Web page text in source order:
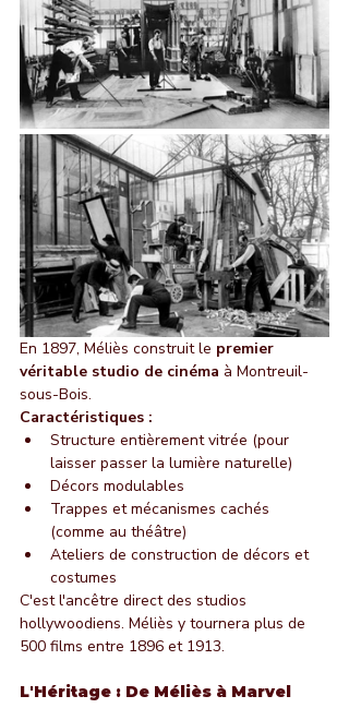
En 1897, Méliès construit le premier
véritable studio de cinéma à Montreuil-
sous-Bois.
Caractéristiques :
Structure entièrement vitrée (pour
laisser passer la lumière naturelle)
Décors modulables
Trappes et mécanismes cachés
(comme au théâtre)
Ateliers de construction de décors et
costumes
C'est l'ancêtre direct des studios
hollywoodiens. Méliès y tournera plus de
500 films entre 1896 et 1913.
L'Héritage : De Méliès à Marvel